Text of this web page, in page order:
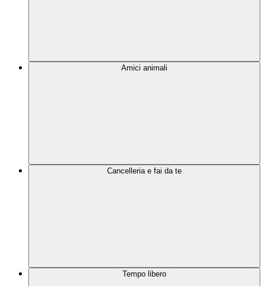
Amici animali
Cancelleria e fai da te
Tempo libero